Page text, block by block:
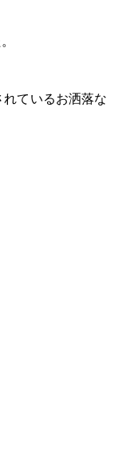
ているお洒落な